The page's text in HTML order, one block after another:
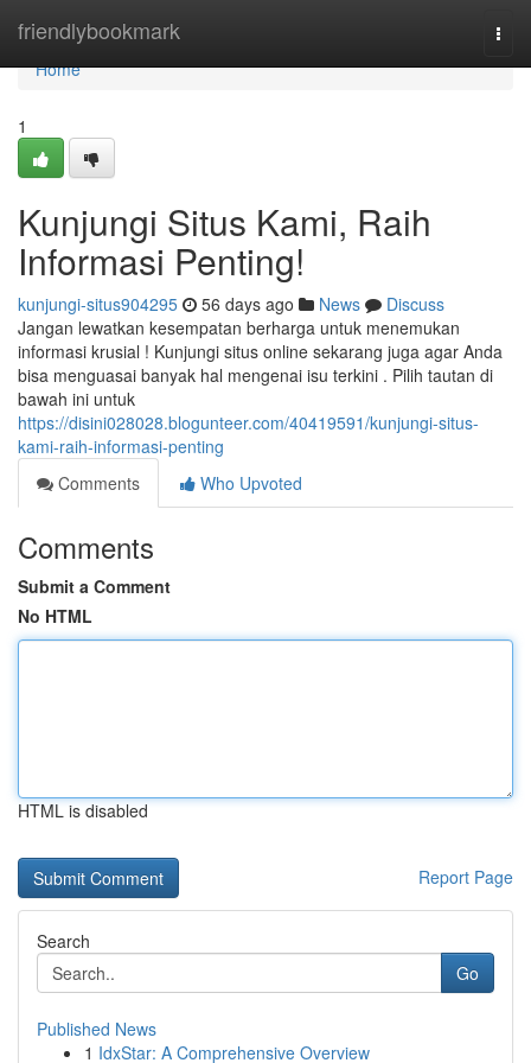
friendlybookmark
Home
Home
1
Kunjungi Situs Kami, Raih
Informasi Penting!
kunjungi-situs904295 56 days ago News
Discuss
Jangan lewatkan kesempatan berharga untuk menemukan
informasi krusial ! Kunjungi situs online sekarang juga agar Anda
bisa menguasai banyak hal mengenai isu terkini . Pilih tautan di
bawah ini untuk
https://disini028028.blogunteer.com/40419591/kunjungi-situs-
kami-raih-informasi-penting
Comments
Who Upvoted
Comments
Submit a Comment
No HTML
HTML is disabled
Report Page
Search
Go
Published News
1 IdxStar: A Comprehensive Overview